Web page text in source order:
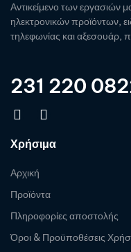
Αντικείμενο των εργασιών
ηλεκτρονικών προϊόντων,
τηλεφωνίας και αξεσουάρ,
231 220
Χρήσιμα
Αρχική
Προϊόντα
Πληροφορίες αποστολής
Όροι & Προϋποθέσεις